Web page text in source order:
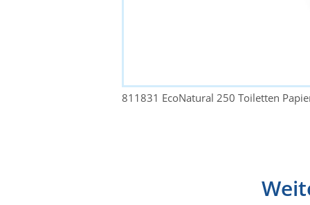
811831 EcoNatural 250 Toiletten